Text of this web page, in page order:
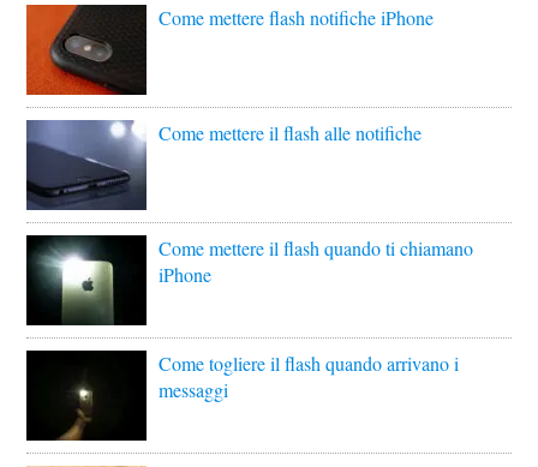
Come mettere flash notifiche iPhone
Come mettere il flash alle notifiche
Come mettere il flash quando ti chiamano
iPhone
Come togliere il flash quando arrivano i
messaggi